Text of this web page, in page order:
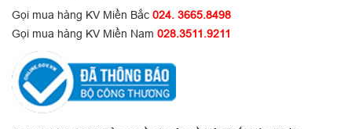
Gọi mua hàng KV Miền Bắc 024. 3665.8498
Gọi mua hàng KV Miền Nam 028.3511.9211